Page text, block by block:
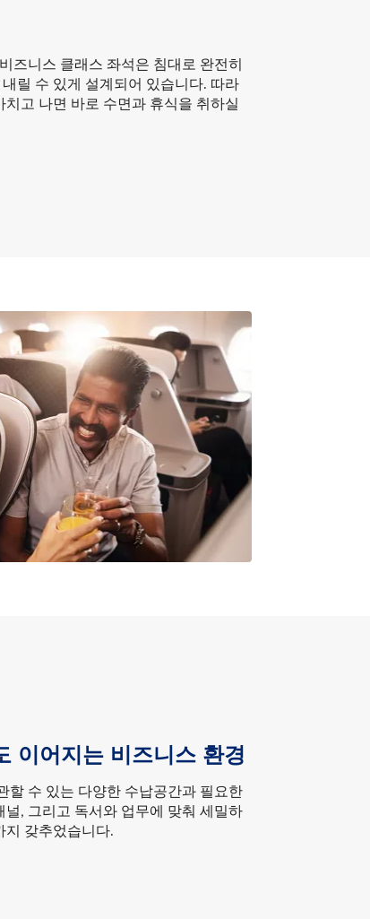
즈니스 클래스 좌석은 침대로 완전히
릴 수 있게 설계되어 있습니다. 따라
고 나면 바로 수면과 휴식을 취하실
이어지는 비즈니스 환경
할 수 있는 다양한 수납공간과 필요한
, 그리고 독서와 업무에 맞춰 세밀하
지 갖추었습니다.